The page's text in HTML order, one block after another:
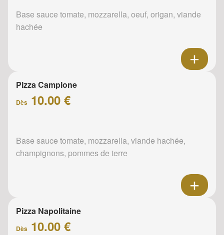
Base sauce tomate, mozzarella, oeuf, origan, viande
hachée
Pizza Campione
Dès 10.00 €
Base sauce tomate, mozzarella, viande hachée,
champignons, pommes de terre
Pizza Napolitaine
Dès 10.00 €